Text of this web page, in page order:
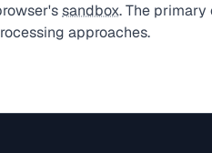
sandbox. The
approaches.